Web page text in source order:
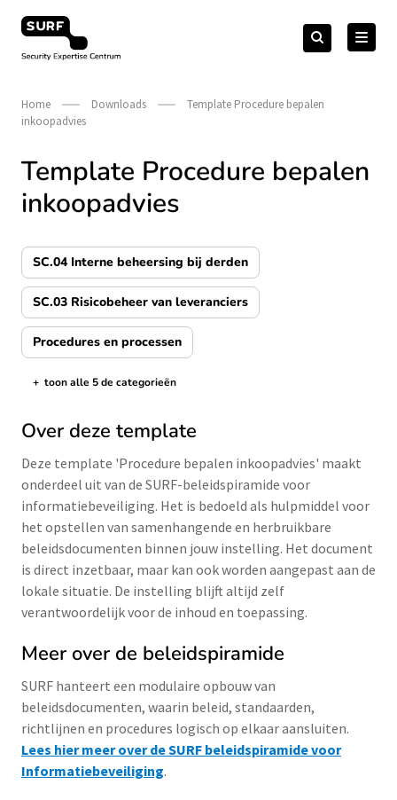
naar
Security Expertise Centrum – by SURF
Zoeken
naar:Zoeken
Home Downloads
Template Procedure bepalen
inkoopadvies
Template Procedure bepalen
inkoopadvies
SC.04 Interne beheersing bij derden
SC.03 Risicobeheer van leveranciers
Procedures en processen
de categorieën tonen/verbergen
+ toon alle 5 de categorieën
Over deze template
Deze template 'Procedure bepalen inkoopadvies' maakt
onderdeel uit van de SURF-beleidspiramide voor
informatiebeveiliging. Het is bedoeld als hulpmiddel voor
het opstellen van samenhangende en herbruikbare
beleidsdocumenten binnen jouw instelling. Het document
is direct inzetbaar, maar kan ook worden aangepast aan de
lokale situatie. De instelling blijft altijd zelf
verantwoordelijk voor de inhoud en toepassing.
Meer over de beleidspiramide
SURF hanteert een modulaire opbouw van
beleidsdocumenten, waarin beleid, standaarden,
richtlijnen en procedures logisch op elkaar aansluiten.
Lees hier meer over de SURF beleidspiramide voor
Informatiebeveiliging.